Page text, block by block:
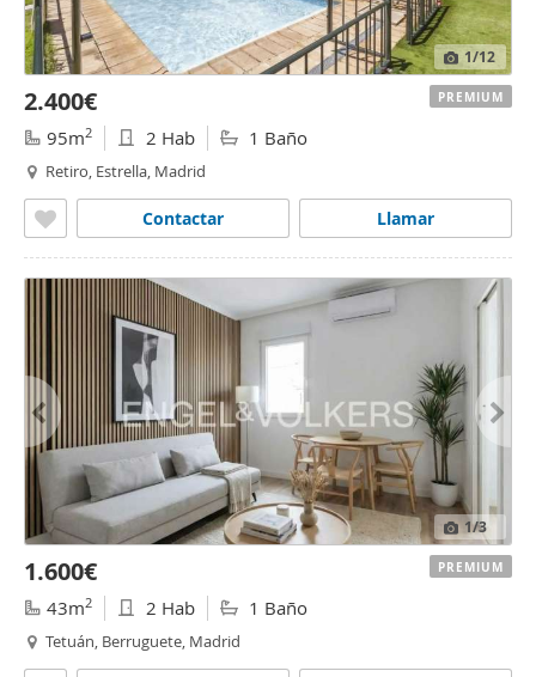
1/12
2.400€
95m2 2 Hab 1 Baño
Retiro, Estrella, Madrid
Llamar
Contactar
PREMIUM
1/3
1.600€
43m2 2 Hab 1 Baño
Tetuán, Berruguete, Madrid
PREMIUM